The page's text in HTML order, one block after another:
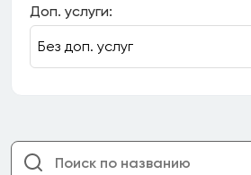
Доп. услуги: